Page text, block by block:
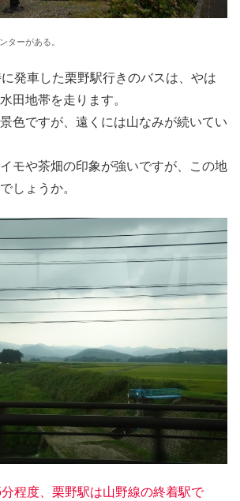
ターがある。
発車した栗野駅行きのバスは、やは
田地帯を走ります。
色ですが、遠くには山なみが続いてい
モや茶畑の印象が強いですが、この地
しょうか。
程度、栗野駅は山野線の終着駅で